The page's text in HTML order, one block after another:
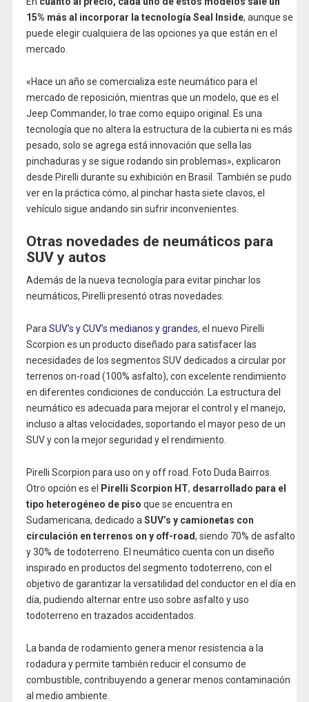
15% más al incorporar la tecnología Seal Inside, aunque se
puede elegir cualquiera de las opciones ya que están en el
mercado.
«Hace un año se comercializa este neumático para el
mercado de reposición, mientras que un modelo, que es el
Jeep Commander, lo trae como equipo original. Es una
tecnología que no altera la estructura de la cubierta ni es más
pesado, solo se agrega está innovación que sella las
pinchaduras y se sigue rodando sin problemas», explicaron
desde Pirelli durante su exhibición en Brasil. También se pudo
ver en la práctica cómo, al pinchar hasta siete clavos, el
vehículo sigue andando sin sufrir inconvenientes.
Otras novedades de neumáticos para
SUV y autos
Además de la nueva tecnología para evitar pinchar los
neumáticos, Pirelli presentó otras novedades.
ParaSUV’s y CUV’s medianos y grandes, el nuevo Pirelli
Scorpion es un producto diseñado para satisfacer las
necesidades de los segmentos SUV dedicados a circular por
terrenos on-road (100% asfalto), con excelente rendimiento
en diferentes condiciones de conducción. La estructura del
neumático es adecuada para mejorar el control y el manejo,
incluso a altas velocidades, soportando el mayor peso de un
SUV y con la mejor seguridad y el rendimiento.
Pirelli Scorpion para uso on y off road. Foto Duda Bairros.
Otro opción es el
Pirelli Scorpion HT, desarrollado para el
tipo heterogéneo de piso que se encuentra en
Sudamericana, dedicado a SUV’s y camionetas con
circulación en terrenos on y off-road, siendo 70% de asfalto
y 30% de todoterreno. El neumático cuenta con un diseño
inspirado en productos del segmento todoterreno, con el
objetivo de garantizar la versatilidad del conductor en el día en
día, pudiendo alternar entre uso sobre asfalto y uso
todoterreno en trazados accidentados.
La banda de rodamiento genera menor resistencia a la
rodadura y permite también reducir el consumo de
combustible, contribuyendo a generar menos contaminación
al medio ambiente.